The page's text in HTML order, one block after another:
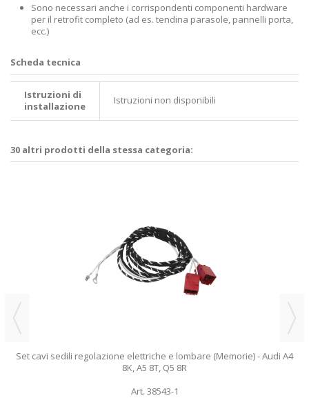
Sono necessari anche i corrispondenti componenti hardware
per il retrofit completo (ad es. tendina parasole, pannelli porta,
ecc.)
Scheda tecnica
Istruzioni di
installazione
Istruzioni non disponibili
30 altri prodotti della stessa categoria:
Set cavi sedili regolazione elettriche e lombare (Memorie) - Audi A4
8K, A5 8T, Q5 8R
Art. 38543-1